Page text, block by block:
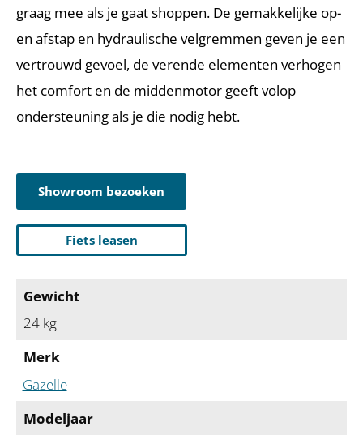
graag mee als je gaat shoppen. De gemakkelijke op-
en afstap en hydraulische velgremmen geven je een
vertrouwd gevoel, de verende elementen verhogen
het comfort en de middenmotor geeft volop
ondersteuning als je die nodig hebt.
Showroom bezoeken
Fiets leasen
Gewicht
24 kg
Merk
Gazelle
Modeljaar